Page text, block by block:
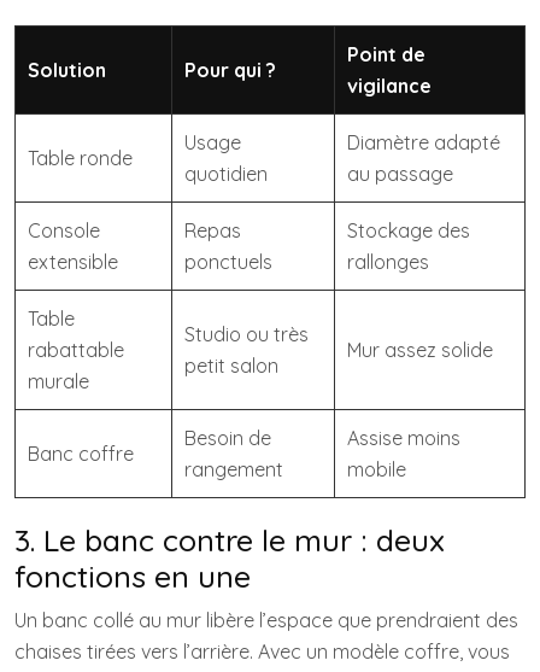
Solution Pour qui ?
Point de
vigilance
Table ronde
Usage
quotidien
Diamètre adapté
au passage
Console
extensible
Repas
ponctuels
Stockage des
rallonges
Table
rabattable
murale
Studio ou très
petit salon
Mur assez solide
Banc coffre
Besoin de
rangement
Assise moins
mobile
3. Le banc contre le mur : deux
fonctions en une
Un banc collé au mur libère l’espace que prendraient des
chaises tirées vers l’arrière. Avec un modèle coffre, vous